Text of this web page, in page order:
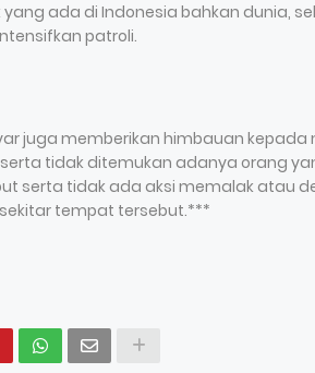
ada di Indonesia bahkan dunia,
patroli.
juga memberikan himbauan
tidak ditemukan adanya orang
serta tidak ada aksi memalak atau
tempat tersebut.***